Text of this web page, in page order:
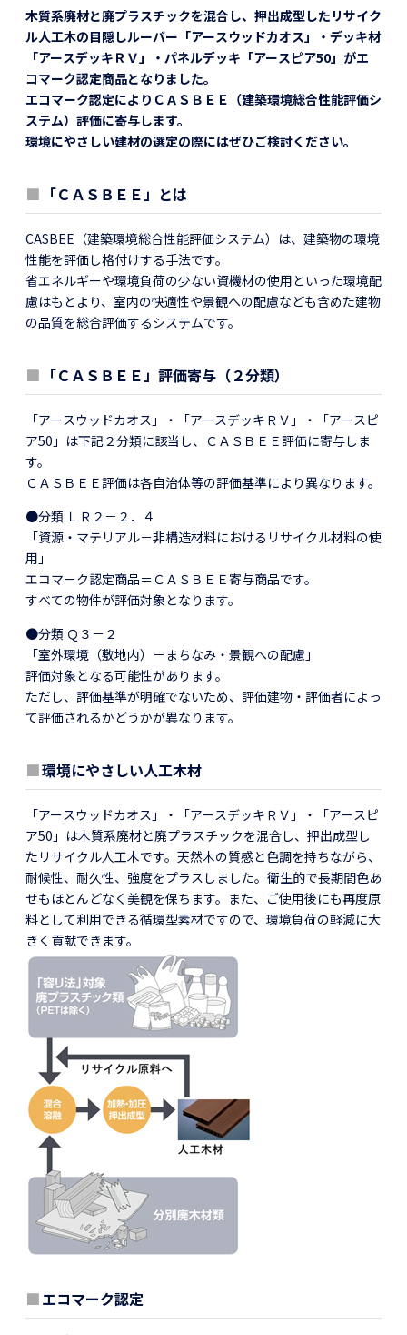
木質系廃材と廃プラスチックを混合し、押出成型したリサイク
ル人工木の目隠しルーバー「アースウッドカオス」・デッキ材
「アースデッキＲＶ」・パネルデッキ「アースピア50」がエ
コマーク認定商品となりました。
エコマーク認定によりＣＡＳＢＥＥ（建築環境総合性能評価シ
ステム）評価に寄与します。
環境にやさしい建材の選定の際にはぜひご検討ください。
■ 「ＣＡＳＢＥＥ」とは
CASBEE（建築環境総合性能評価システム）は、建築物の環境
性能を評価し格付けする手法です。
省エネルギーや環境負荷の少ない資機材の使用といった環境配
慮はもとより、室内の快適性や景観への配慮なども含めた建物
の品質を総合評価するシステムです。
■ 「ＣＡＳＢＥＥ」評価寄与（２分類）
「アースウッドカオス」・「アースデッキＲＶ」・「アースピ
ア50」は下記２分類に該当し、ＣＡＳＢＥＥ評価に寄与しま
す。
ＣＡＳＢＥＥ評価は各自治体等の評価基準により異なります。
●分類 ＬＲ２－２．４
「資源・マテリアル－非構造材料におけるリサイクル材料の使
用」
エコマーク認定商品＝ＣＡＳＢＥＥ寄与商品です。
すべての物件が評価対象となります。
●分類 Ｑ３－２
「室外環境（敷地内）－まちなみ・景観への配慮」
評価対象となる可能性があります。
ただし、評価基準が明確でないため、評価建物・評価者によっ
て評価されるかどうかが異なります。
■環境にやさしい人工木材
「アースウッドカオス」・「アースデッキＲＶ」・「アースピ
ア50」は木質系廃材と廃プラスチックを混合し、押出成型し
たリサイクル人工木です。天然木の質感と色調を持ちながら、
耐候性、耐久性、強度をプラスしました。衛生的で長期間色あ
せもほとんどなく美観を保ちます。また、ご使用後にも再度原
料として利用できる循環型素材ですので、環境負荷の軽減に大
きく貢献できます。
■エコマーク認定